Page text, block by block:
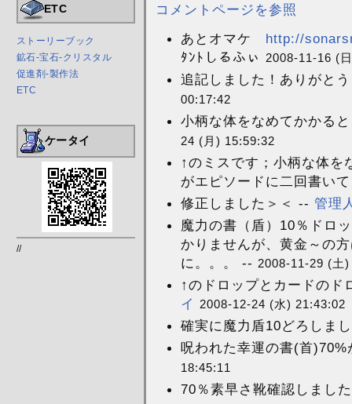
ETC
ストーリーブック
鉱石-宝石-クリスタル
促進剤-製作法
ETC
ケータイ
//
コメントページを参照
あとオマケ http://
ﾀﾝﾄしるふぃ
2008-11-16 (
追記しました！ありがと
00:17:42
小柄な体をなめてかかる
24 (月) 15:59:32
↑のミスです；小柄な体を
がエピソードに二回書い
修正しました＞＜ -- 管理
魔力の書（盾）10％ドロ
かりませんが、黄金～の
に。。。 -- 2008-11-29 (土
↑のドロップとカードの
イ
2008-12-24 (水) 21:43:02
確実に魔力盾10どろしま
呪われた幸運の書(首
18:45:11
70％素早さ靴確認しまし